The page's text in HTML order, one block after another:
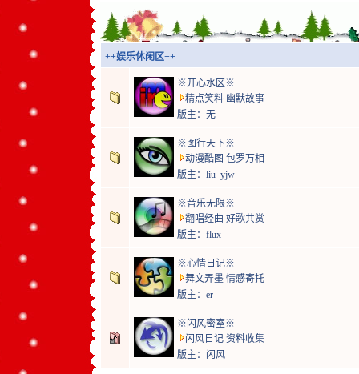
++娱乐休闲区++
※开心水区※
精点笑料 幽默故事
版主：无
※图行天下※
动漫酷图 包罗万相
版主： liu_yjw
※音乐无限※
翻唱经曲 好歌共赏
版主： flux
※心情日记※
舞文弄墨 情感寄托
版主： er
※闪风密室※
闪风日记 资料收集
版主： 闪风